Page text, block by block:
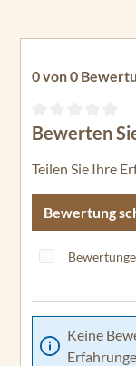
0 von 0
Bewerten
Teilen Sie Ihre
Bewertung
Keine